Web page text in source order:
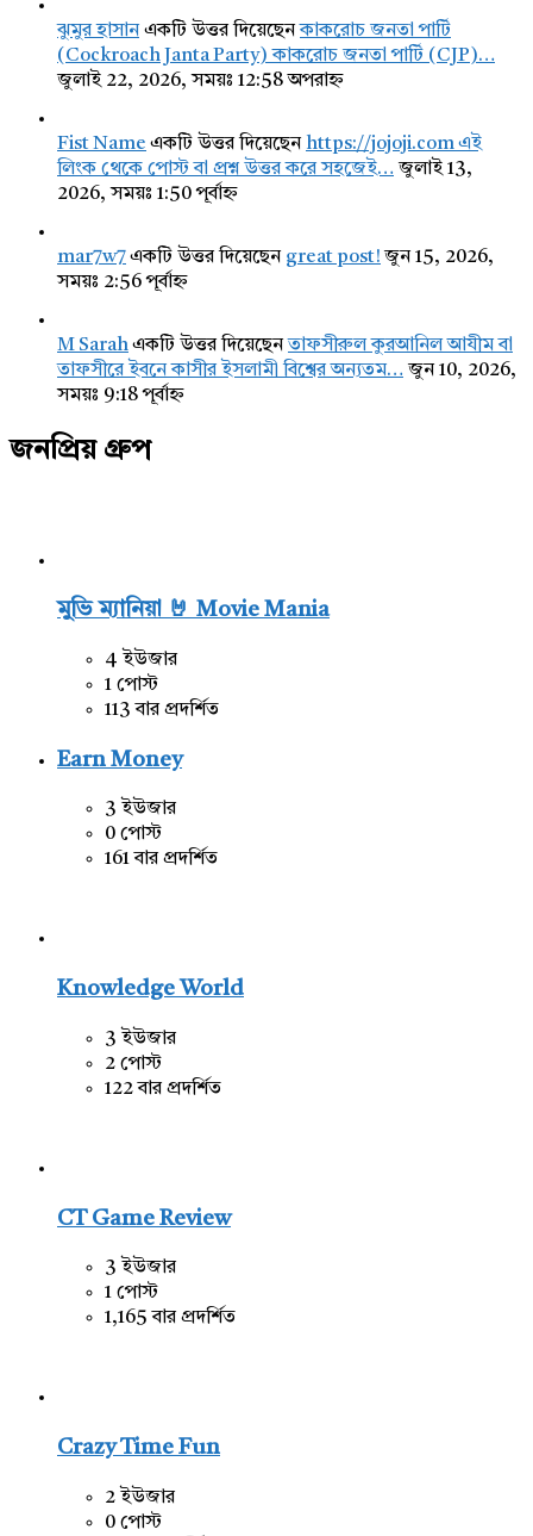
ঝুমুর হাসানএকটি উত্তর দিয়েছেনকাকরোচ জনতা পার্টি
(Cockroach Janta Party) কাকরোচ জনতা পার্টি (CJP)…
জুলাই 22, 2026, সময়ঃ 12:58 অপরাহ্ন
Fist Name একটি উত্তর দিয়েছেন https://jojoji.com এই
লিংক থেকে পোস্ট বা প্রশ্ন উত্তর করে সহজেই… জুলাই 13,
2026, সময়ঃ 1:50 পূর্বাহ্ন
mar7w7একটি উত্তর দিয়েছেন great post! জুন 15, 2026,
সময়ঃ 2:56 পূর্বাহ্ন
M Sarahএকটি উত্তর দিয়েছেনতাফসীরুল কুরআনিল আযীম বা
তাফসীরে ইবনে কাসীর ইসলামী বিশ্বের অন্যতম… জুন 10, 2026,
সময়ঃ 9:18 পূর্বাহ্ন
জনপ্রিয় গ্রুপ
মুভি ম্যানিয়া 🤘 Movie Mania
4 ইউজার
1 পোস্ট
113 বার প্রদর্শিত
Earn Money
3 ইউজার
0 পোস্ট
161 বার প্রদর্শিত
Knowledge World
3 ইউজার
2 পোস্ট
122 বার প্রদর্শিত
CT Game Review
3 ইউজার
1 পোস্ট
1,165 বার প্রদর্শিত
Crazy Time Fun
2 ইউজার
0 পোস্ট